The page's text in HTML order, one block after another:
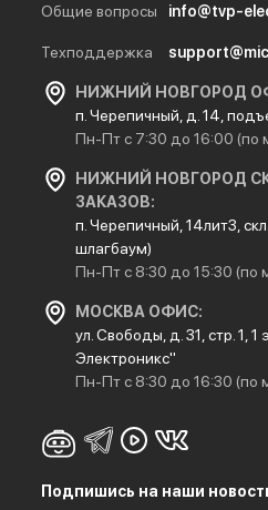
Общие вопросы info@tvp-
Техподдержка
НИЖНИЙ НОВГОРОД
п. Черепичный, д. 14,
Пн-Пт с 7:30 до 16:00 (по
НИЖНИЙ НОВГОРОД
ЗАКАЗОВ:
п. Черепичный, 14лит3,
шлагбаум)
Пн-Пт с 8:30 до 15:30 (по
МОСКВА ОФИС:
ул. Свободы, д. 31, стр. 1,
Электроникс"
Пн-Пт с 8:30 до 16:30 (по
Подпишись на наши